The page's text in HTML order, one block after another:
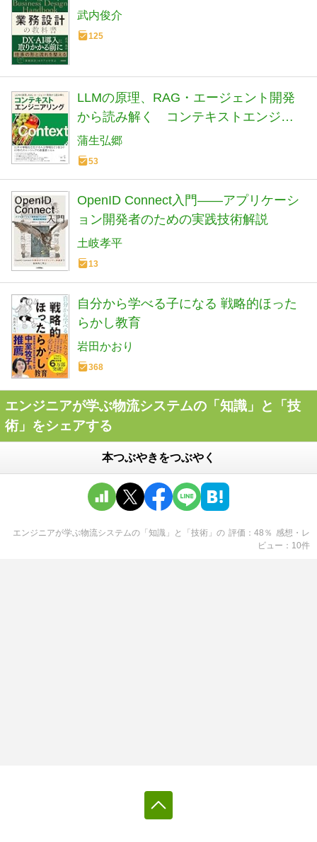
武内俊介
125
LLMの原理、RAG・エージェント開発
から読み解く コンテキストエンジニ
アリング (エンジニア選書)
蒲生弘郷
53
OpenID Connect入門――アプリケーシ
ョン開発者のための実践技術解説
土岐孝平
13
自分から学べる子になる 戦略的ほった
らかし教育
岩田かおり
368
エンジニアが学ぶ物流システムの「知識」と「技
術」をシェアする
本つぶやきをつぶやく
エンジニアが学ぶ物流システムの「知識」と「技術」 の 評価 48 ％ 感想・レ
ビュー
10件